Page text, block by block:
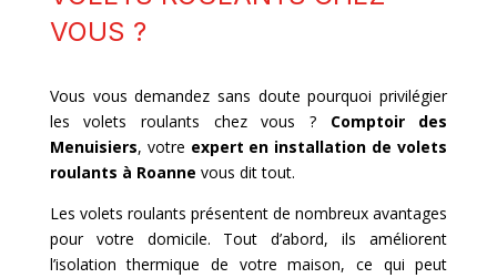
VOUS ?
Vous vous demandez sans doute pourquoi privilégier
les volets roulants chez vous ? Comptoir des
Menuisiers, votre expert en installation de volets
roulants à Roanne vous dit tout.
Les volets roulants présentent de nombreux avantages
pour votre domicile. Tout d’abord, ils améliorent
l’isolation thermique de votre maison, ce qui peut